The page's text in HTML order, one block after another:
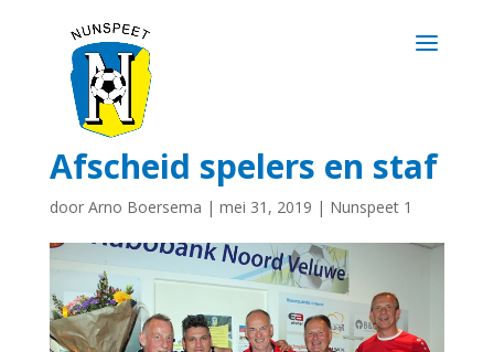
Afscheid spelers en staf
door Arno Boersema | mei 31, 2019 | Nunspeet 1